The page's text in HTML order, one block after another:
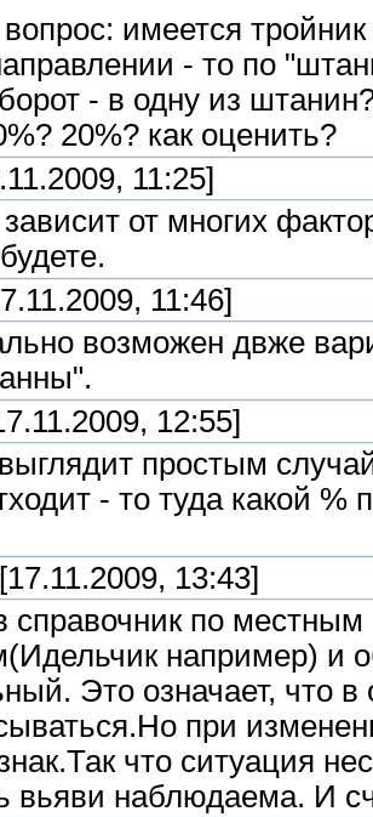
вопрос: имеется
- то по
- в одну из
20%? как оценить?
11:25]
от многих
11:46]
возможен двже
12:55]
простым
- то туда какой %
[17.11.2009, 13:43]
справочник по
например) и
Это означает, что
при
что ситуация
вьяви наблюдаема. И